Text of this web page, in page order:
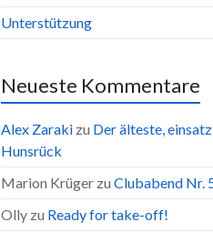
Unterstützung
Neueste Kommentare
Alex Zaraki zu Der älteste,
Hunsrück
Marion Krüger zu Clubabend Nr.
Olly zu Ready for take-off!